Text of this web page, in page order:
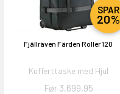
SPAR
20%
Fjällräven Färden Roller 120
Kufferttaske med Hjul
Før 3.699,95